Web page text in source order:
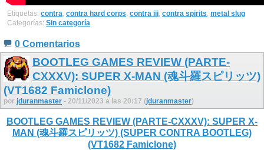
Etiquetas: contra, contra hard corps, contra iii, contra spirits, metal slug
Categorías: Sin categoría
0 Comentarios
BOOTLEG GAMES REVIEW (PARTE-
CXXXV): SUPER X-MAN (魂斗羅スピリッツ)
(VT1682 Famiclone)
por jduranmaster - 20/11/2023 a las 20:17 (jduranmaster)
BOOTLEG GAMES REVIEW (PARTE-CXXXV): SUPER X-
MAN (魂斗羅スピリッツ) (SUPER CONTRA BOOTLEG)
(VT1682 Famiclone)